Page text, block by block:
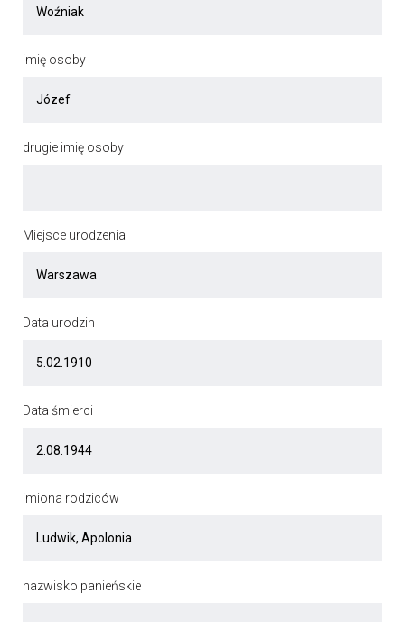
imię osoby
drugie imię osoby
Miejsce urodzenia
Data urodzin
Data śmierci
imiona rodziców
nazwisko panieńskie